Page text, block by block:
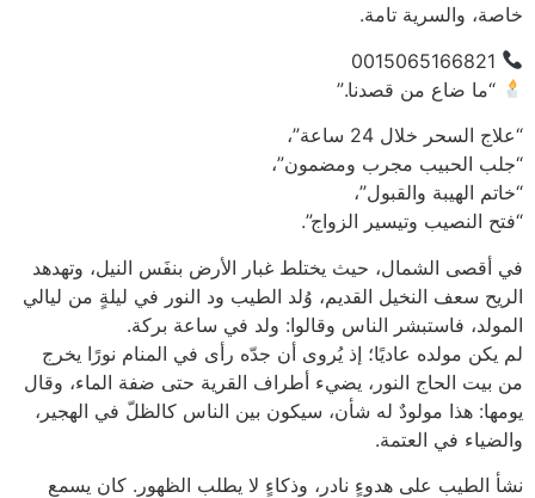
خاصة، والسرية تامة.
“ما ضاع من قصدنا.”
“علاج السحر خلال 24 ساعة”،
“جلب الحبيب مجرب ومضمون”،
“خاتم الهيبة والقبول”،
“فتح النصيب وتيسير الزواج”.
في أقصى الشمال، حيث يختلط غبار الأرض بنفَس النيل، وتهدهد
الريح سعف النخيل القديم، وُلد الطيب ود النور في ليلةٍ من ليالي
المولد، فاستبشر الناس وقالوا: ولد في ساعة بركة.
لم يكن مولده عاديًا؛ إذ يُروى أن جدّه رأى في المنام نورًا يخرج
من بيت الحاج النور، يضيء أطراف القرية حتى ضفة الماء، وقال
يومها: هذا مولودٌ له شأن، سيكون بين الناس كالظلّ في الهجير،
والضياء في العتمة.
نشأ الطيب على هدوءٍ نادر، وذكاءٍ لا يطلب الظهور. كان يسمع